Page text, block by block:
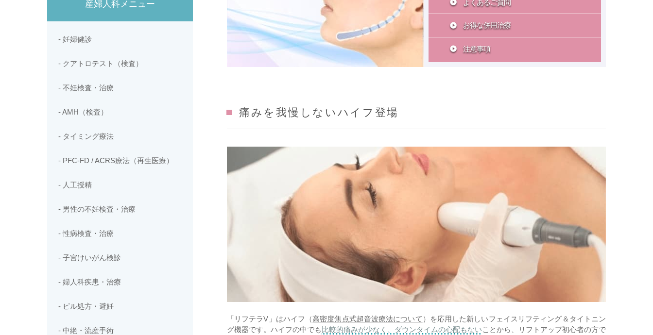
よくあるご質問
お得な併用治療
注意事項
痛みを我慢しないハイフ登場
「リフテラV」はハイフ（高密度焦点式超音波療法について ）を応用した新しいフェイスリフティング＆タイトニン
グ機器です。ハイフの中でも 比較的痛みが少なく、ダウンタイムの心配もないことから、リフトアップ初心者の方で
産婦人科メニュー
- 妊婦健診
- クアトロテスト（検査）
- 不妊検査・治療
- AMH（検査）
- タイミング療法
- PFC-FD / ACRS療法（再生医療）
- 人工授精
- 男性の不妊検査・治療
- 性病検査・治療
- 子宮けいがん検診
- 婦人科疾患・治療
- ピル処方・避妊
- 中絶・流産手術